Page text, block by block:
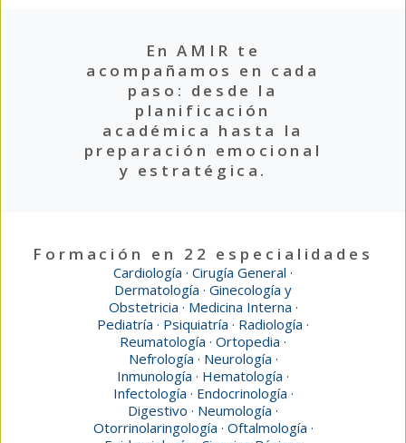
En AMIR te
acompañamos en cada
paso: desde la
planificación
académica hasta la
preparación emocional
y estratégica.
Formación en 22 especialidades
Cardiología · Cirugía General ·
Dermatología · Ginecología y
Obstetricia · Medicina Interna ·
Pediatría · Psiquiatría · Radiología ·
Reumatología · Ortopedia ·
Nefrología · Neurología ·
Inmunología · Hematología ·
Infectología · Endocrinología ·
Digestivo · Neumología ·
Otorrinolaringología · Oftalmología ·